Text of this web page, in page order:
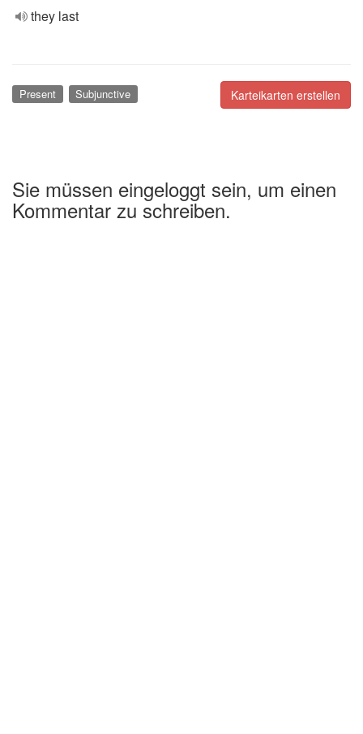
they last
Karteikarten erstellen
Present Subjunctive
Sie müssen eingeloggt sein, um einen
Kommentar zu schreiben.